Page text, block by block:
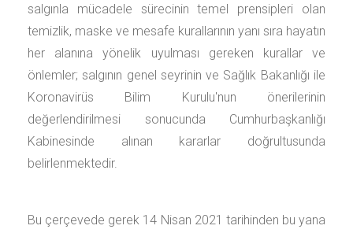
salgınla mücadele sürecinin temel prensipleri olan
temizlik, maske ve mesafe kurallarının yanı sıra hayatın
her alanına yönelik uyulması gereken kurallar ve
önlemler; salgının genel seyrinin ve Sağlık Bakanlığı ile
Koronavirüs Bilim Kurulu'nun önerilerinin
değerlendirilmesi sonucunda Cumhurbaşkanlığı
Kabinesinde alınan kararlar doğrultusunda
belirlenmektedir.
Bu çerçevede gerek 14 Nisan 2021 tarihinden bu yana